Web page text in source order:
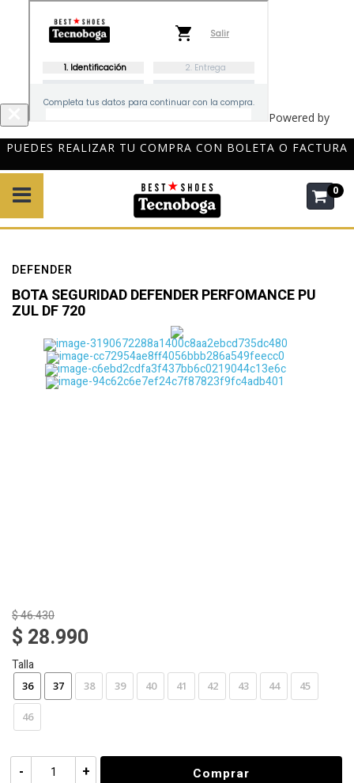
Powered by
Pinflag
O FACTURA
DESPACHO GRATIS A TODO CHILE
0
DEFENDER
BOTA SEGURIDAD DEFENDER PERFOMANCE PU
ZUL DF 720
$ 46.430
$ 28.990
Talla
36 37 38 39 40 41 42 43 44 45
46
+
- Comprar